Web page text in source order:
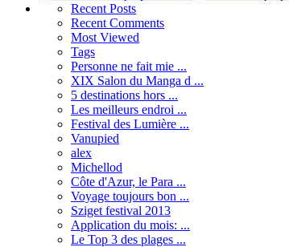
Recent Posts
Recent Comments
Most Viewed
Tags
Personne ne fait mie ...
XIX Salon du Manga d ...
5 destinations hors ...
Les meilleurs endroi ...
Festival des Lumière ...
Vanupied
alex
Michellod
Côte d'Azur, le Para ...
Voyage toujours bon ...
Sziget festival 2013
Application du mois: ...
Le Top 3 des plages ...